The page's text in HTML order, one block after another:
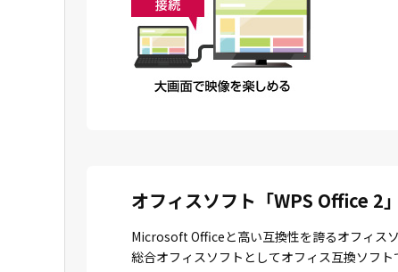
オフィスソフト「WPS Office 2」
Microsoft Officeと高い互換性を誇るオフィス
総合オフィスソフトとしてオフィス互換ソフト